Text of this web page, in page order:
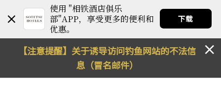
使用 "相铁酒店俱乐
部"APP，享受更多的便利和
优惠。
下载
【注意提醒】关于诱导访问钓鱼网站的不法信
息（冒名邮件）